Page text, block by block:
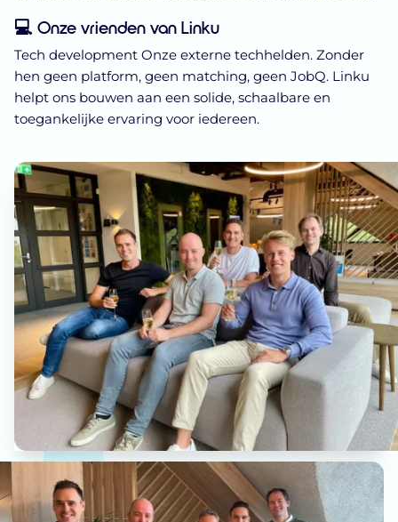
💻 Onze vrienden van Linku
Tech development Onze externe techhelden. Zonder
hen geen platform, geen matching, geen JobQ. Linku
helpt ons bouwen aan een solide, schaalbare en
toegankelijke ervaring voor iedereen.